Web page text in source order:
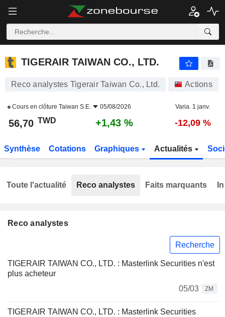
TIGERAIR TAIWAN CO., LTD.
Reco analystes Tigerair Taiwan Co., Ltd. Actions
Cours en clôture Taiwan S.E. 05/08/2026 Varia. 1 janv.
56,70 TWD +1,43 % -12,09 %
Synthèse Cotations Graphiques Actualités
Reco analystes
Recherche
TIGERAIR TAIWAN CO., LTD. : Masterlink Securities n'est
plus acheteur
05/03
ZM
TIGERAIR TAIWAN CO., LTD. : Masterlink Securities
Toute l'actualité Reco analystes Faits marquants